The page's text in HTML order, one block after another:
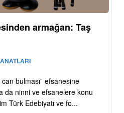
armağan: Taş
bulması” efsanesine
da ninni ve efsanelere konu
Türk Edebiyatı ve fo...